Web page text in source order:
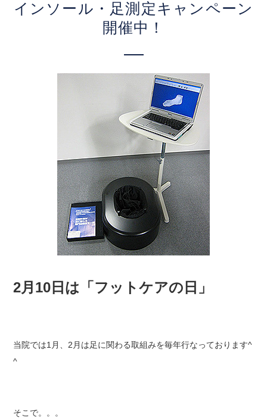
インソール・足測定キャンペーン
開催中！
2月10日は「フットケアの日」
当院では1月、2月は足に関わる取組みを毎年行なっております^
^
そこで。。。